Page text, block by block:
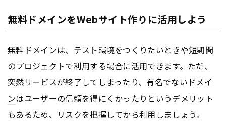
無料ドメインをWebサイト作りに活用しよう
無料 ドメインは、テスト環境をつくりたいときや短期間
のプロジェクトで利用する場合に活用できます。ただ、
突然サービスが終了してしまったり、有名でない ドメイ
ンはユーザーの信頼を得にくかったりというデメリット
もあるため、リスクを把握してから利用しましょう。